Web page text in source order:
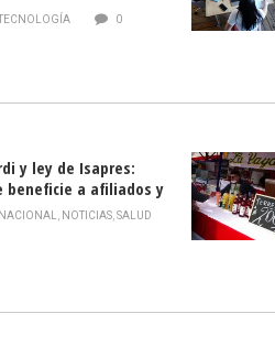
0
y ley de Isapres:
beneficie a afiliados y
el abuso”
NACIONAL, NOTICIAS,SALUD